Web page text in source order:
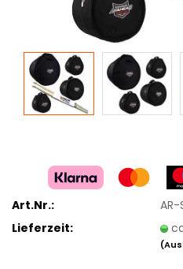
Art.Nr.:
AR-
Lieferzeit: